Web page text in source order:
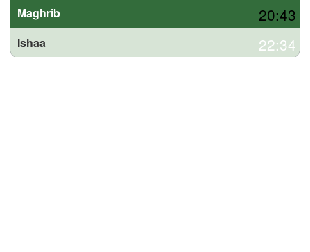
Maghrib 20:43
Ishaa 22:34